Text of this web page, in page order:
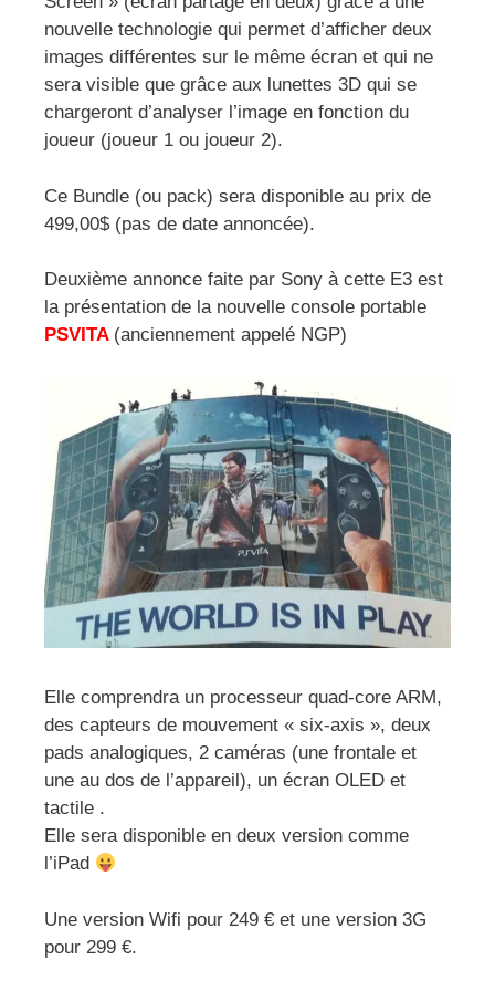
nouvelle technologie qui permet d’afficher deux
images différentes sur le même écran et qui ne
sera visible que grâce aux lunettes 3D qui se
chargeront d’analyser l’image en fonction du
joueur (joueur 1 ou joueur 2).
Ce Bundle (ou pack) sera disponible au prix de
499,00$ (pas de date annoncée).
Deuxième annonce faite par Sony à cette E3 est
la présentation de la nouvelle console portable
PSVITA (anciennement appelé NGP)
Elle comprendra un processeur quad-core ARM,
des capteurs de mouvement « six-axis », deux
pads analogiques, 2 caméras (une frontale et
une au dos de l’appareil), un écran OLED et
tactile .
Elle sera disponible en deux version comme
l’iPad
Une version Wifi pour 249 € et une version 3G
pour 299 €.